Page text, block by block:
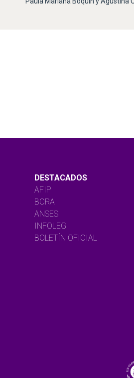
DESTACADOS
AFIP
BCRA
ANSES
INFOLEG
BOLETÍN OFICIAL